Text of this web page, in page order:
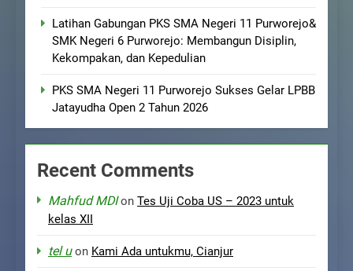
Latihan Gabungan PKS SMA Negeri 11 Purworejo&
SMK Negeri 6 Purworejo: Membangun Disiplin,
Kekompakan, dan Kepedulian
PKS SMA Negeri 11 Purworejo Sukses Gelar LPBB
Jatayudha Open 2 Tahun 2026
Recent Comments
Mahfud MDIon Tes Uji Coba US – 2023 untuk
kelas XII
tel uon Kami Ada untukmu, Cianjur